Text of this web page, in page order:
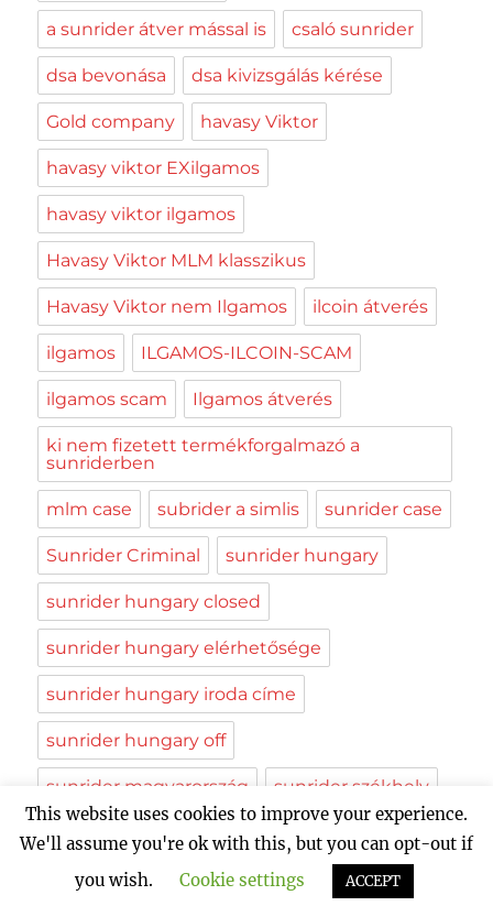
a sunrider átver mással is csaló sunrider
dsa bevonása dsa kivizsgálás kérése
Gold company havasy Viktor
havasy viktor EXilgamos
havasy viktor ilgamos
Havasy Viktor MLM klasszikus
Havasy Viktor nem Ilgamos ilcoin átverés
ilgamos ILGAMOS-ILCOIN-SCAM
ilgamos scam Ilgamos átverés
ki nem fizetett termékforgalmazó a
sunriderben
mlm case subrider a simlis sunrider case
Sunrider Criminal sunrider hungary
sunrider hungary closed
sunrider hungary elérhetősége
sunrider hungary iroda címe
sunrider hungary off
sunrider magyarország sunrider székhely
sunrider ügy Tei Fu Chen
viktor havasy ilgamos scam
This website uses cookies to improve your experience.
We'll assume you're ok with this, but you can opt-out if
you wish.
Cookie settings ACCEPT